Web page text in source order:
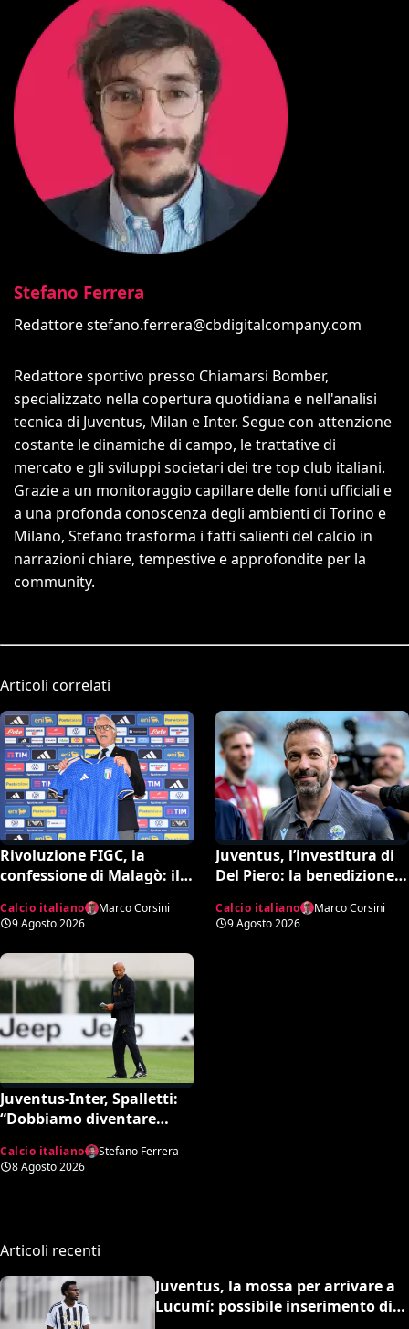
Stefano Ferrera
Redattorestefano.ferrera@cbdigitalcompany.com
Redattore sportivo presso Chiamarsi Bomber,
specializzato nella copertura quotidiana e nell'analisi
tecnica di Juventus, Milan e Inter. Segue con attenzione
costante le dinamiche di campo, le trattative di
mercato e gli sviluppi societari dei tre top club italiani.
Grazie a un monitoraggio capillare delle fonti ufficiali e
a una profonda conoscenza degli ambienti di Torino e
Milano, Stefano trasforma i fatti salienti del calcio in
narrazioni chiare, tempestive e approfondite per la
community.
Articoli correlati
Rivoluzione FIGC, la
confessione di Malagò: il
scelta Mancini e il nuovo
volto dell’Italia
Calcio italiano
Marco Corsini
9 Agosto 2026
Juventus, l’investitura di
Del Piero: la benedizione
Spalletti per il ritorno in
Calcio italiano
Marco Corsini
9 Agosto 2026
Juventus-Inter, Spalletti:
“Dobbiamo diventare
Cose che possono
capitare”
Calcio italiano
Stefano Ferrera
8 Agosto 2026
Articoli recenti
Juventus, la mossa per arrivare a
Lucumí: possibile inserimento di